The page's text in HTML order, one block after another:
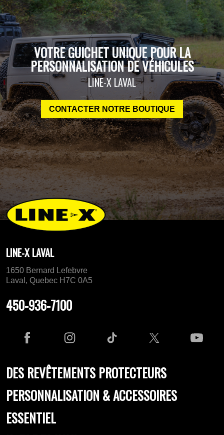
VOTRE GUICHET UNIQUE POUR LA
PERSONNALISATION DE VÉHICULES
LINE-X LAVAL
CONTACTER NOTRE BOUTIQUE
LINE-X LAVAL
1650 Bernard Lefebvre
Laval, Quebec H7C 0A5
450-936-7100
DES REVÊTEMENTS PROTECTEURS
PERSONNALISATION & ACCESSOIRES
ESSENTIEL